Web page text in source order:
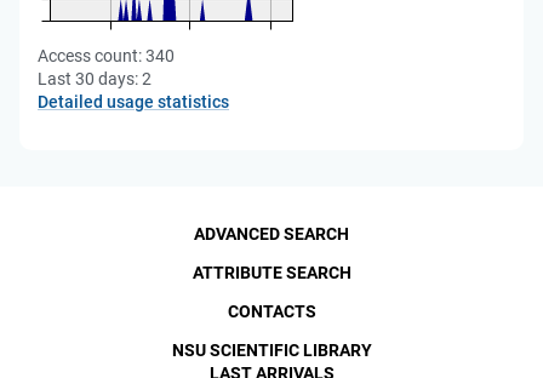
Access count:340
Last 30 days:2
Detailed usage statistics
ADVANCED SEARCH
ATTRIBUTE SEARCH
CONTACTS
NSU SCIENTIFIC LIBRARY
LAST ARRIVALS